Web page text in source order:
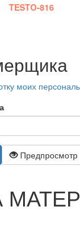
TESTO-816
моих
Предпросмотр